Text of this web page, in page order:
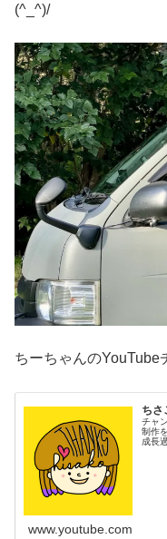
(^_^)/
ちーちゃんのYouTube
ちさ
チャ
制作
成長
www.youtube.com